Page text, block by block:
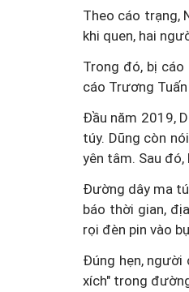
Theo cáo trạng,
khi quen, hai
Trong đó, bị cáo
cáo Trương
Đầu năm 2019,
túy. Dũng còn
yên tâm. Sau đó,
Đường dây ma
báo thời gian,
rọi đèn pin vào
Đúng hẹn, người
xích" trong